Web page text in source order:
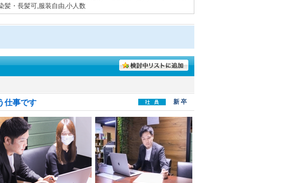
髪・長髪可,服装自由,小人数
仕事です 新 卒